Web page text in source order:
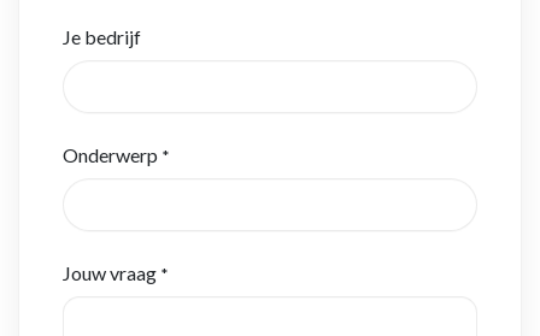
Je bedrijf
Onderwerp *
Jouw vraag *